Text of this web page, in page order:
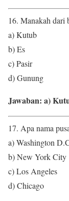
16. Manakah
a) Kutub
b) Es
c) Pasir
d) Gunung
Jawaban: a)
17. Apa nama
a) Washington
b) New York City
c) Los Angeles
d) Chicago